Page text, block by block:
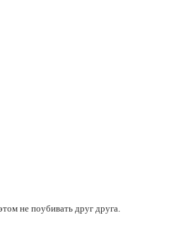
не поубивать друг друга.